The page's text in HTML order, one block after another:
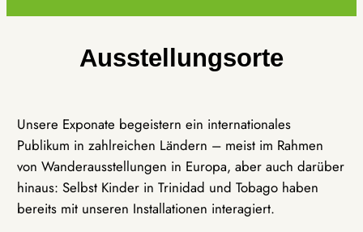
Ausstellungsorte
Unsere Exponate begeistern ein internationales
Publikum in zahlreichen Ländern – meist im Rahmen
von Wanderausstellungen in Europa, aber auch darüber
hinaus: Selbst Kinder in Trinidad und Tobago haben
bereits mit unseren Installationen interagiert.